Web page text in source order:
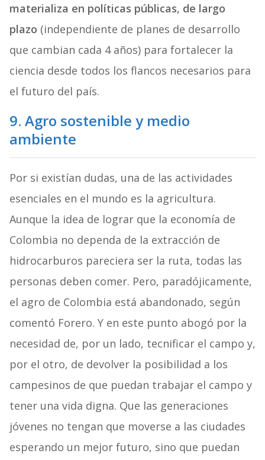
materializa en políticas públicas, de largo
plazo (independiente de planes de desarrollo
que cambian cada 4 años) para fortalecer la
ciencia desde todos los flancos necesarios para
el futuro del país.
9. Agro sostenible y medio
ambiente
Por si existían dudas, una de las actividades
esenciales en el mundo es la agricultura.
Aunque la idea de lograr que la economía de
Colombia no dependa de la extracción de
hidrocarburos pareciera ser la ruta, todas las
personas deben comer. Pero, paradójicamente,
el agro de Colombia está abandonado, según
comentó Forero. Y en este punto abogó por la
necesidad de, por un lado, tecnificar el campo y,
por el otro, de devolver la posibilidad a los
campesinos de que puedan trabajar el campo y
tener una vida digna. Que las generaciones
jóvenes no tengan que moverse a las ciudades
esperando un mejor futuro, sino que puedan